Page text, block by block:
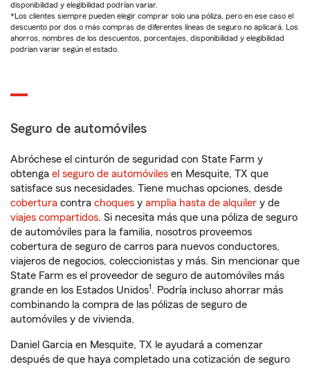
disponibilidad y elegibilidad podrían variar.
*Los clientes siempre pueden elegir comprar solo una póliza, pero en ese caso el
descuento por dos o más compras de diferentes líneas de seguro no aplicará. Los
ahorros, nombres de los descuentos, porcentajes, disponibilidad y elegibilidad
podrían variar según el estado.
Seguro de automóviles
Abróchese el cinturón de seguridad con State Farm y
obtenga el seguro de automóviles en Mesquite, TX que
satisface sus necesidades. Tiene muchas opciones, desde
cobertura contra choques y amplia hasta de alquiler y de
viajes compartidos. Si necesita más que una póliza de seguro
de automóviles para la familia, nosotros proveemos
cobertura de seguro de carros para nuevos conductores,
viajeros de negocios, coleccionistas y más. Sin mencionar que
State Farm es el proveedor de seguro de automóviles más
grande en los Estados Unidos1. Podría incluso ahorrar más
combinando la compra de las pólizas de seguro de
automóviles y de vivienda.
Daniel Garcia en Mesquite, TX le ayudará a comenzar
después de que haya completado una cotización de seguro